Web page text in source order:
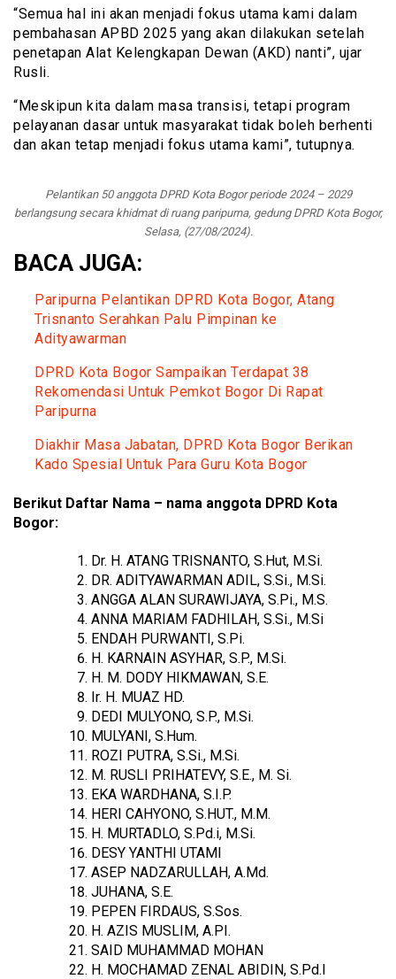
“Semua hal ini akan menjadi fokus utama kami dalam
pembahasan APBD 2025 yang akan dilakukan setelah
penetapan Alat Kelengkapan Dewan (AKD) nanti”, ujar
Rusli.
“Meskipun kita dalam masa transisi, tetapi program
pelayanan dasar untuk masyarakat tidak boleh berhenti
dan akan tetap menjadi fokus utama kami”, tutupnya.
Pelantikan 50 anggota DPRD Kota Bogor periode 2024 – 2029
berlangsung secara khidmat di ruang paripurna, gedung DPRD Kota Bogor,
Selasa, (27/08/2024).
BACA JUGA:
Paripurna Pelantikan DPRD Kota Bogor, Atang
Trisnanto Serahkan Palu Pimpinan ke
Adityawarman
DPRD Kota Bogor Sampaikan Terdapat 38
Rekomendasi Untuk Pemkot Bogor Di Rapat
Paripurna
Diakhir Masa Jabatan, DPRD Kota Bogor Berikan
Kado Spesial Untuk Para Guru Kota Bogor
Berikut Daftar Nama – nama anggota DPRD Kota
Bogor:
Dr. H. ATANG TRISNANTO, S.Hut, M.Si.
DR. ADITYAWARMAN ADIL, S.Si., M.Si.
ANGGA ALAN SURAWIJAYA, S.Pi., M.S.
ANNA MARIAM FADHILAH, S.Si., M.Si
ENDAH PURWANTI, S.Pi.
H. KARNAIN ASYHAR, S.P., M.Si.
H. M. DODY HIKMAWAN, S.E.
Ir. H. MUAZ HD.
DEDI MULYONO, S.P., M.Si.
MULYANI, S.Hum.
ROZI PUTRA, S.Si., M.Si.
M. RUSLI PRIHATEVY, S.E., M. Si.
EKA WARDHANA, S.I.P.
HERI CAHYONO, S.HUT., M.M.
H. MURTADLO, S.Pd.i, M.Si.
DESY YANTHI UTAMI
ASEP NADZARULLAH, A.Md.
JUHANA, S.E.
PEPEN FIRDAUS, S.Sos.
H. AZIS MUSLIM, A.PI.
SAID MUHAMMAD MOHAN
H. MOCHAMAD ZENAL ABIDIN, S.Pd.I